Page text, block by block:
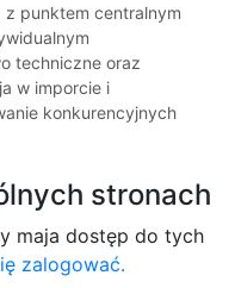
z punktem centralnym
techniczne oraz
w imporcie i
konkurencyjnych
stronach
maja dostęp do tych
zalogować.